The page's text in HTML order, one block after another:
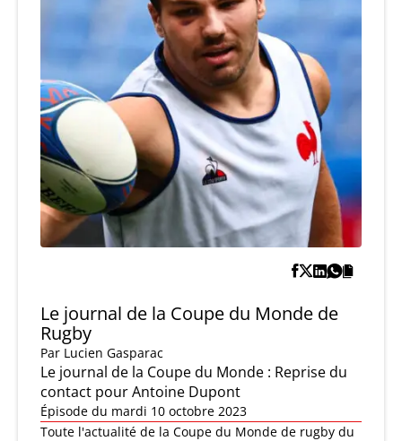
Le journal de la Coupe du Monde de
Rugby
Par Lucien Gasparac
Le journal de la Coupe du Monde : Reprise du
contact pour Antoine Dupont
Épisode du mardi 10 octobre 2023
Toute l'actualité de la Coupe du Monde de rugby du